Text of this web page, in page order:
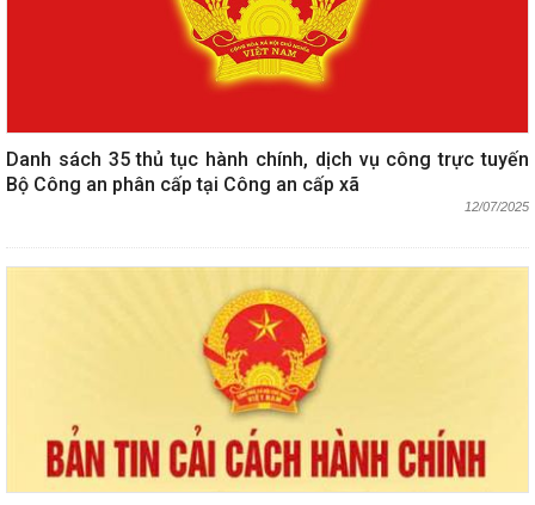
Danh sách 35 thủ tục hành chính, dịch vụ công trực tuyến
Bộ Công an phân cấp tại Công an cấp xã
12/07/2025